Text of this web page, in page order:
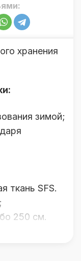
хранения
зимой;
ткань SFS.
250 см.